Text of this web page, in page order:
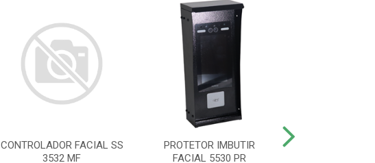
CONTROLADOR FACIAL SS
3532 MF
PROTETOR IMBUTIR
FACIAL 5530 PR